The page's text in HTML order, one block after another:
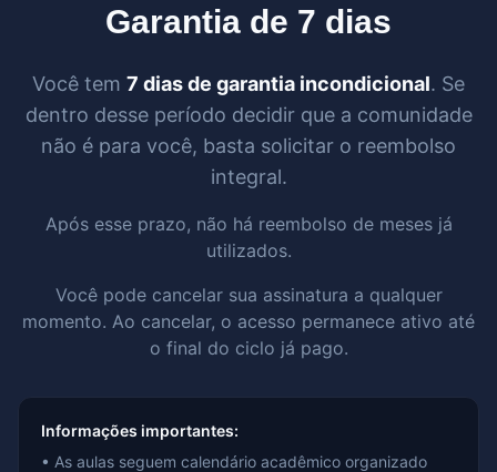
Garantia de 7 dias
Você tem 7 dias de garantia incondicional. Se
dentro desse período decidir que a comunidade
não é para você, basta solicitar o reembolso
integral.
Após esse prazo, não há reembolso de meses já
utilizados.
Você pode cancelar sua assinatura a qualquer
momento. Ao cancelar, o acesso permanece ativo até
o final do ciclo já pago.
Informações importantes:
• As aulas seguem calendário acadêmico organizado